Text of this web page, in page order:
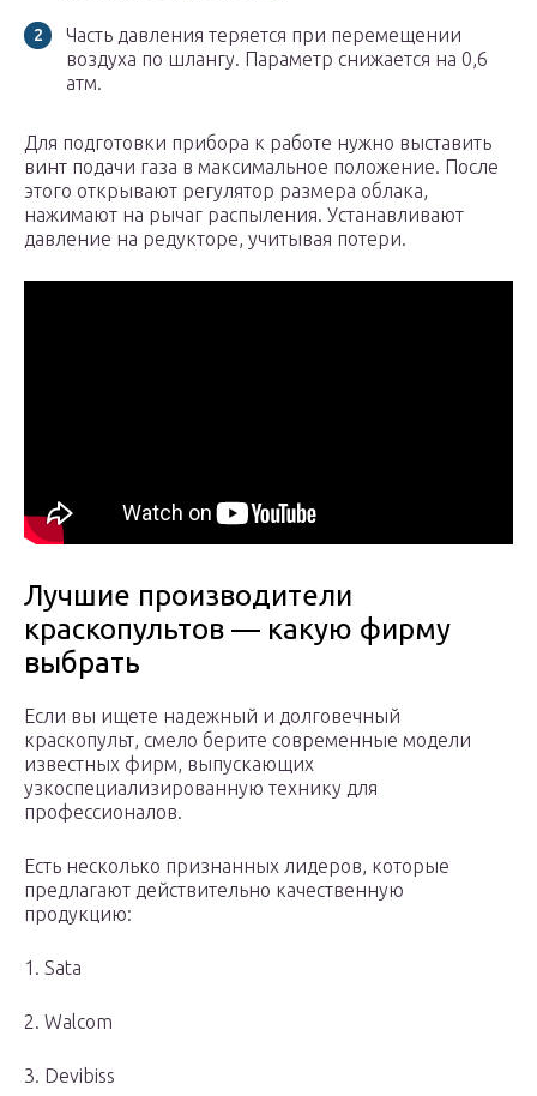
Часть давления теряется при перемещении
воздуха по шлангу. Параметр снижается на 0,6
атм.
Для подготовки прибора к работе нужно выставить
винт подачи газа в максимальное положение. После
этого открывают регулятор размера облака,
нажимают на рычаг распыления. Устанавливают
давление на редукторе, учитывая потери.
Лучшие производители
краскопультов — какую фирму
выбрать
Если вы ищете надежный и долговечный
краскопульт, смело берите современные модели
известных фирм, выпускающих
узкоспециализированную технику для
профессионалов.
Есть несколько признанных лидеров, которые
предлагают действительно качественную
продукцию:
1. Sata
2. Walcom
3. Devibiss